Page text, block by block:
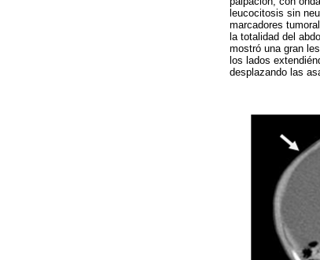
leucocitosis sin
marcadores
la totalidad del
mostró una gran
los lados
desplazando las